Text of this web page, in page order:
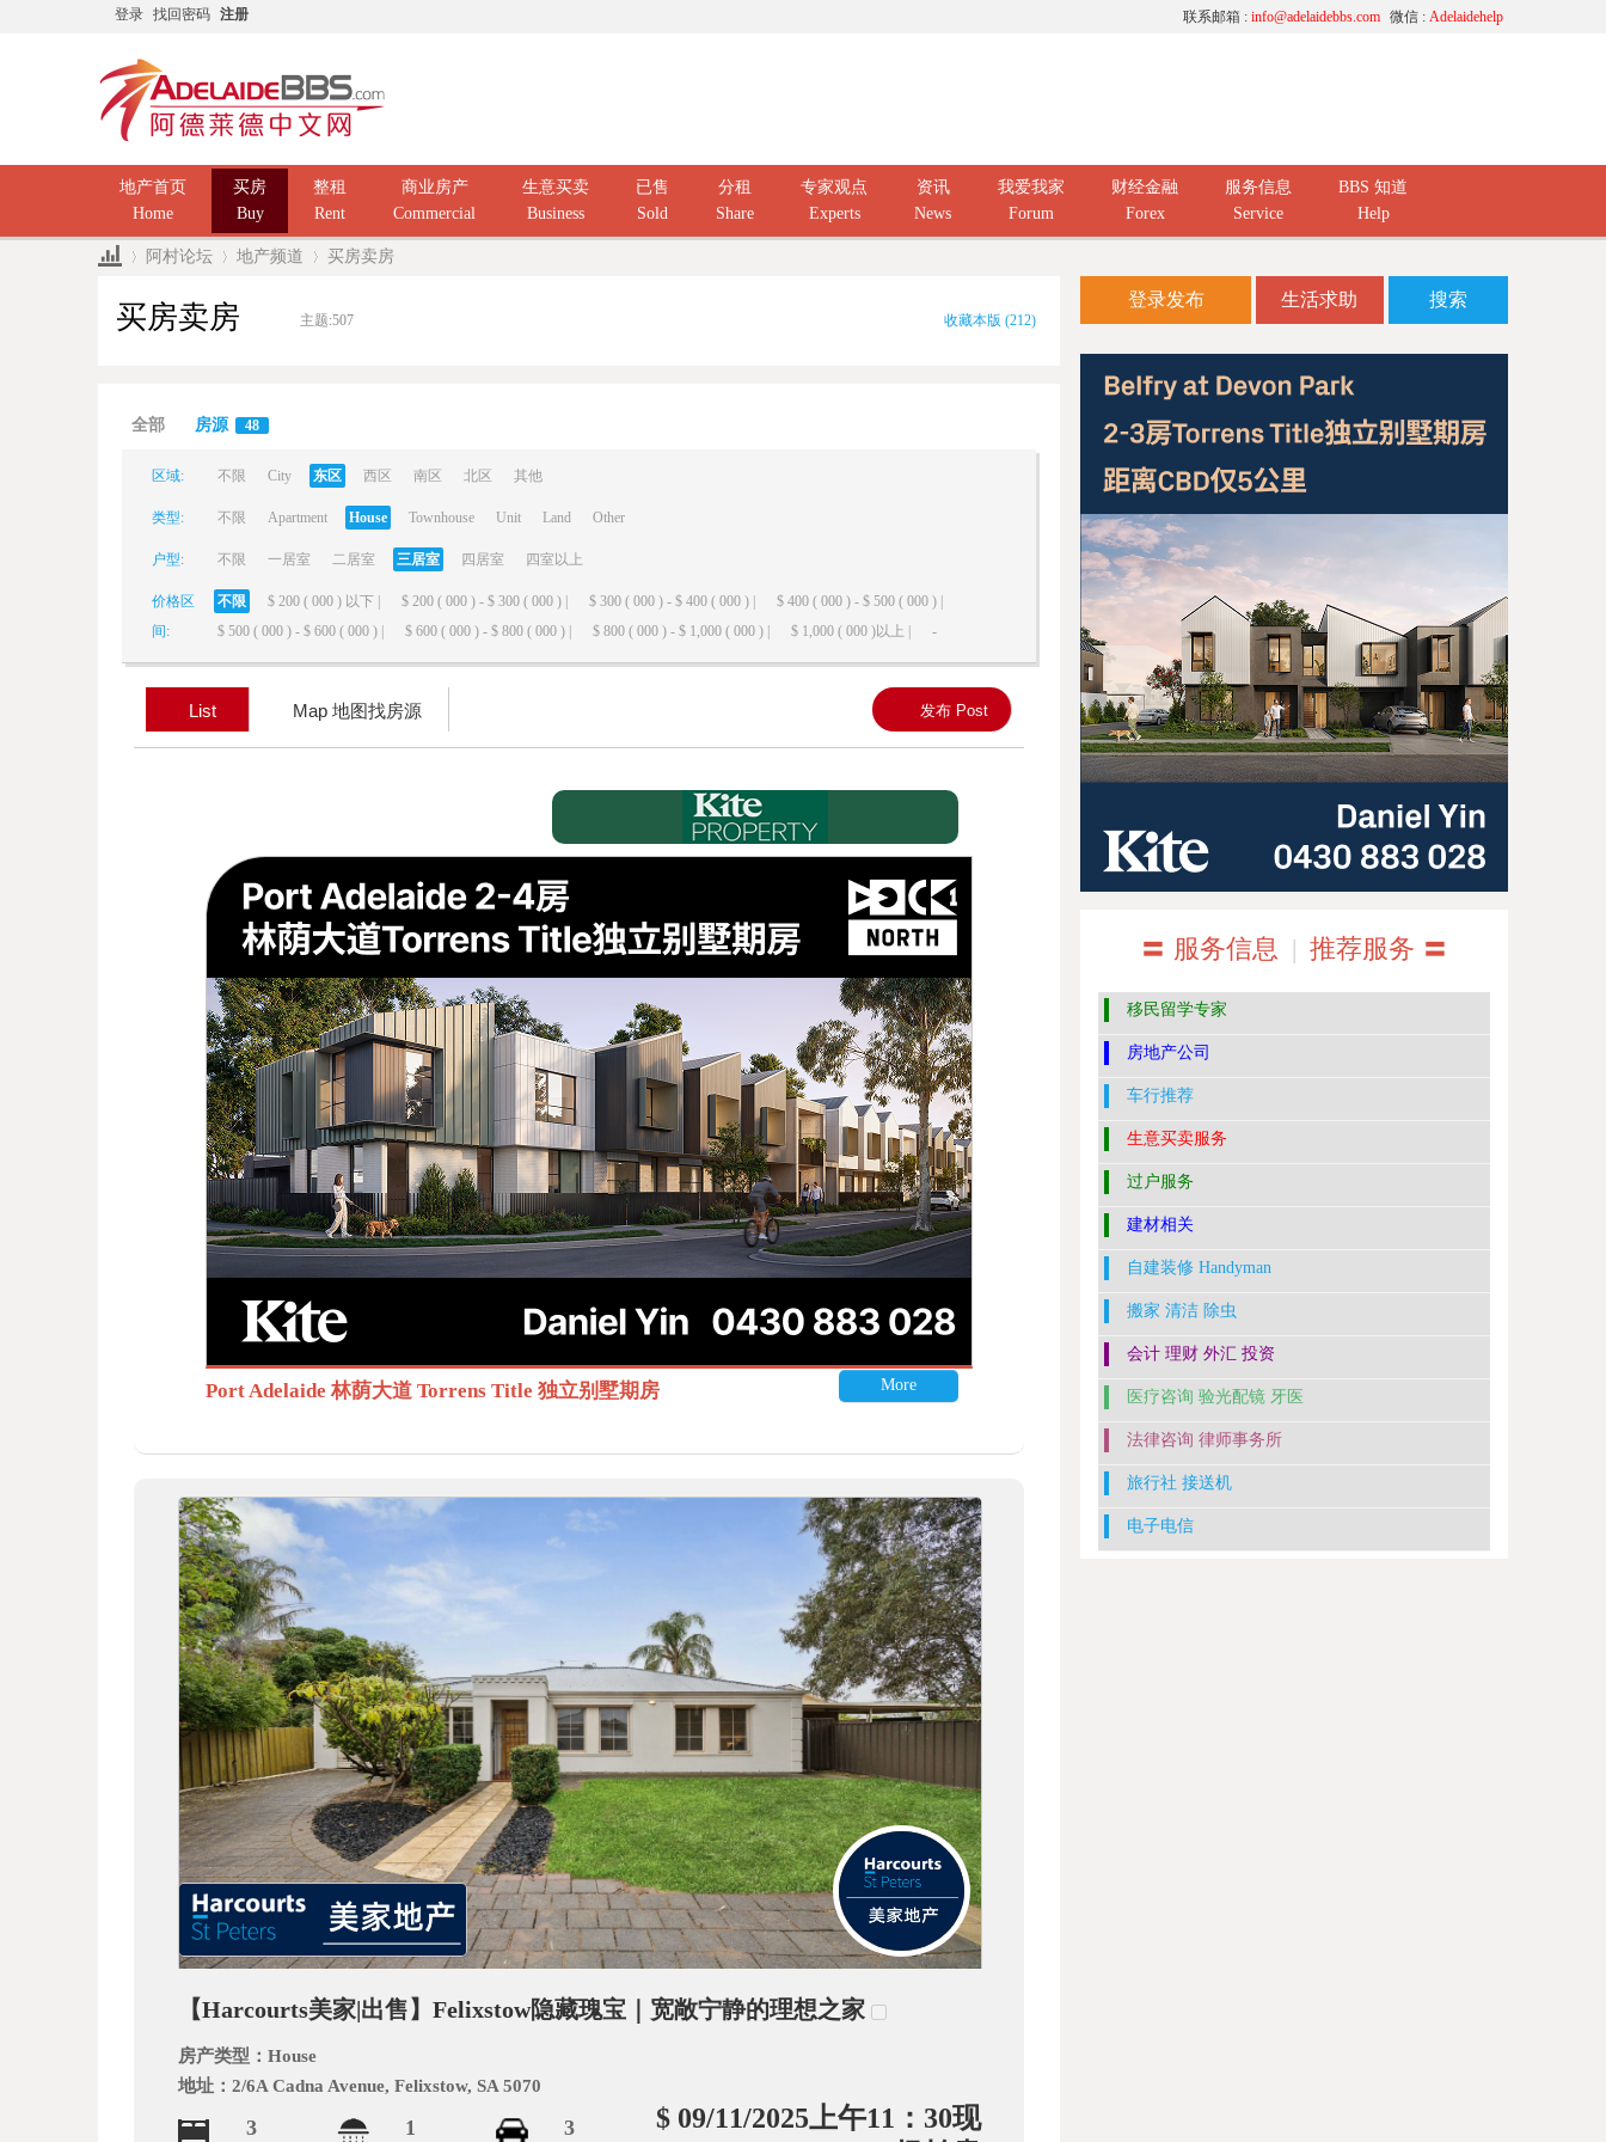
登录 找回密码 注册 微信 : Adelaidehelp
联系邮箱 : info@adelaidebbs.com
地产首页
Home
买房
Buy
整租
Rent
商业房产
Commercial
生意买卖
Business
已售
Sold
分租
Share
专家观点
Experts
资讯
News
我爱我家
Forum
财经金融
Forex
服务信息
Service
BBS 知道
Help
阿村论坛 地产频道 买房卖房
买房卖房 主题:507 收藏本版 (212)
全部 房源 48
区域: 不限 City 东区 西区 南区 北区 其他
类型: 不限 Apartment House Townhouse Unit Land Other
户型: 不限 一居室 二居室 三居室 四居室 四室以上
价格区
间:
不限 $ 200 ( 000 ) 以下 | $ 200 ( 000 ) - $ 300 ( 000 ) | $ 300 ( 000 ) - $ 400 ( 000 ) |
$ 400 ( 000 ) - $ 500 ( 000 ) |
$ 500 ( 000 ) - $ 600 ( 000 ) |
$ 600 ( 000 ) - $ 800 ( 000 ) | $ 800 ( 000 ) - $ 1,000 ( 000 ) | $ 1,000 ( 000 )以上 | -
List Map 地图找房源 发布 Post
Port Adelaide 林荫大道 Torrens Title 独立别墅期房 More
【Harcourts美家|出售】Felixstow隐藏瑰宝｜宽敞宁静的理想之家
房产类型：House
地址：2/6A Cadna Avenue, Felixstow, SA 5070
3 1 3
$ 09/11/2025上午11：30现
登录发布 生活求助 搜索
〓 服务信息 | 推荐服务 〓
移民留学专家
房地产公司
车行推荐
生意买卖服务
过户服务
建材相关
自建装修 Handyman
搬家 清洁 除虫
会计 理财 外汇 投资
医疗咨询 验光配镜 牙医
法律咨询 律师事务所
旅行社 接送机
电子电信